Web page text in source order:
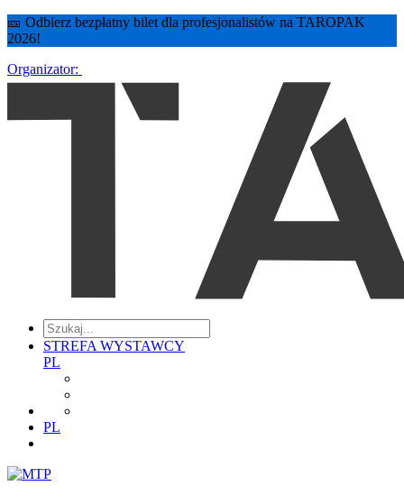
🎫 Odbierz bezpłatny bilet dla profesjonalistów na TAROPAK
2026!
Organizator:
STREFA WYSTAWCY
PL
PL